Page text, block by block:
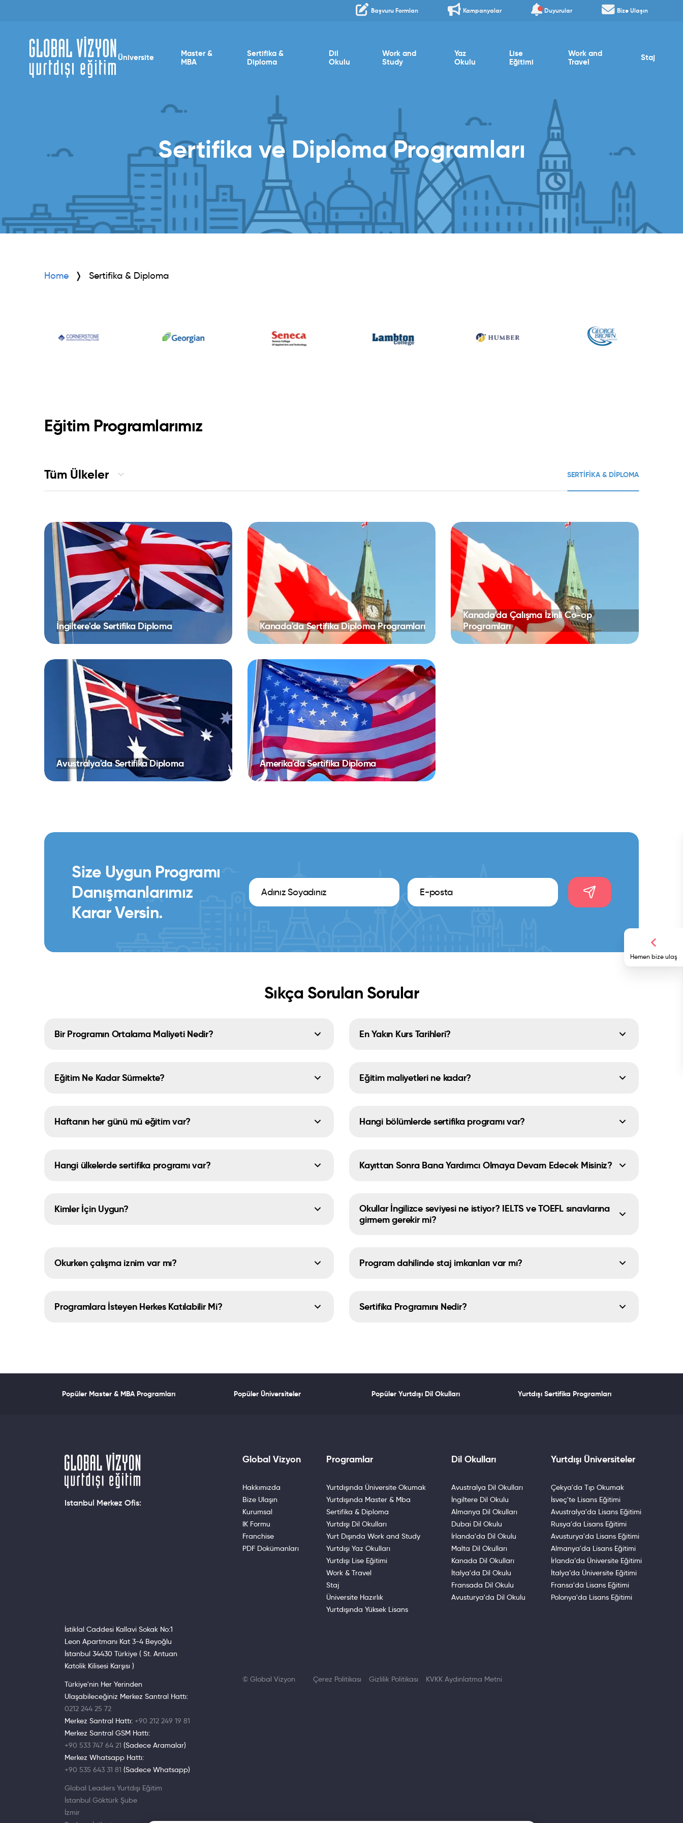
Bize Ulaşın
Duyurular
Kampanyalar
Başvuru Formları
Üniversite
Master &
MBA
Sertifika &
Diploma
Dil
Okulu
Work and
Study
Yaz
Okulu
Lise
Eğitimi
Work and
Travel
Staj
Hemen bize ulaş
Sertifika ve Diploma Programları
Home Sertifika & Diploma
Eğitim Programlarımız
Tüm Ülkeler SERTIFIKA & DIPLOMA
İngiltere'de Sertifika Diploma Kanada'da Sertifika Diploma Programları
Kanada'da Çalışma İzinli Co-op
Programları
Avustralya'da Sertifika Diploma Amerika'da Sertifika Diploma
Size Uygun Programı
Danışmanlarımız
Karar Versin.
Sıkça Sorulan Sorular
Bir Programın Ortalama Maliyeti Nedir? En Yakın Kurs Tarihleri?
Eğitim Ne Kadar Sürmekte? Eğitim maliyetleri ne kadar?
Haftanın her günü mü eğitim var? Hangi bölümlerde sertifika programı var?
Hangi ülkelerde sertifika programı var? Kayıttan Sonra Bana Yardımcı Olmaya Devam Edecek Misiniz?
Kimler İçin Uygun?
Okullar İngilizce seviyesi ne istiyor? IELTS ve TOEFL sınavlarına
girmem gerekir mi?
Okurken çalışma iznim var mı? Program dahilinde staj imkanları var mı?
Programlara İsteyen Herkes Katılabilir Mi? Sertifika Programını Nedir?
Popüler Master & MBA Programları Popüler Üniversiteler Popüler Yurtdışı Dil Okulları Yurtdışı Sertifika Programları
Istanbul Merkez Ofis:
İstiklal Caddesi Kallavi Sokak No:1
Leon Apartmanı Kat 3-4 Beyoğlu
İstanbul 34430 Türkiye ( St. Antuan
Katolik Kilisesi Karşısı )
Türkiye'nin Her Yerinden
Ulaşabileceğiniz Merkez Santral Hattı:
0212 244 25 72
Merkez Santral Hattı: +90 212 249 19 81
Merkez Santral GSM Hattı:
+90 533 747 64 21 (Sadece Aramalar)
Merkez Whatsapp Hattı:
+90 535 643 31 81 (Sadece Whatsapp)
Global Leaders Yurtdışı Eğitim
İstanbul Göktürk Şube
İzmir
Global Vizyon
Hakkımızda
Bize Ulaşın
Kurumsal
IK Formu
Franchise
PDF Dokümanları
Programlar
Yurtdışında Üniversite Okumak
Yurtdışında Master & Mba
Sertifika & Diploma
Yurtdışı Dil Okulları
Yurt Dışında Work and Study
Yurtdışı Yaz Okulları
Yurtdışı Lise Eğitimi
Work & Travel
Staj
Üniversite Hazırlık
Yurtdışında Yüksek Lisans
Dil Okulları
Avustralya Dil Okulları
İngiltere Dil Okulu
Almanya Dil Okulları
Dubai Dil Okulu
İrlanda'da Dil Okulu
Malta Dil Okulları
Kanada Dil Okulları
İtalya'da Dil Okulu
Fransada Dil Okulu
Avusturya'da Dil Okulu
Yurtdışı Üniversiteler
Çekya'da Tıp Okumak
İsveç'te Lisans Eğitimi
Avustralya'da Lisans Eğitimi
Rusya'da Lisans Eğitimi
Avusturya'da Lisans Eğitimi
Almanya'da Lisans Eğitimi
İrlanda’da Üniversite Eğitimi
İtalya’da Üniversite Eğitimi
Fransa'da Lisans Eğitimi
Polonya'da Lisans Eğitimi
© Global Vizyon Çerez Politikası Gizlilik Politikası KVKK Aydınlatma Metni